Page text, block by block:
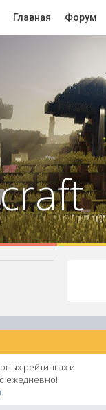
Главная Форум
рейтингах и
ежедневно!